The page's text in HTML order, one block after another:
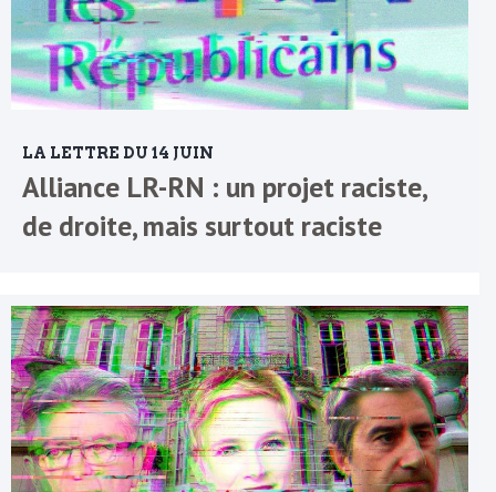
LA LETTRE DU 14 JUIN
Alliance LR-RN : un projet raciste,
de droite, mais surtout raciste